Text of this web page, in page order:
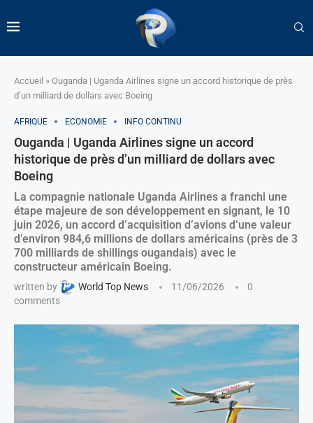
Accueil » Ouganda | Uganda Airlines signe un accord historique de près
d’un milliard de dollars avec Boeing
AFRIQUE ECONOMIE INFO CONTINU
Ouganda | Uganda Airlines signe un accord
historique de près d’un milliard de dollars avec
Boeing
La compagnie nationale Uganda Airlines a franchi une
étape majeure de son développement en signant, le 10
juin 2026, un accord d’acquisition d’avions d’une valeur
d’environ 984,6 millions de dollars américains (près de 3
700 milliards de shillings ougandais) avec le
constructeur américain Boeing.
written by World Top News 11/06/2026
0
comments